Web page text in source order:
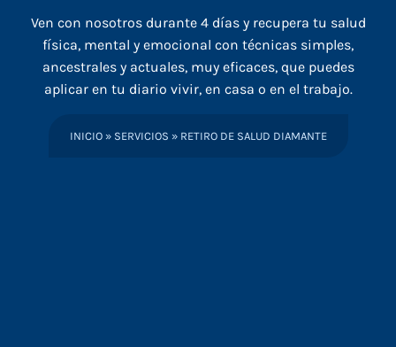
Ven con nosotros durante 4 días y recupera tu salud
física, mental y emocional con técnicas simples,
ancestrales y actuales, muy eficaces, que puedes
aplicar en tu diario vivir, en casa o en el trabajo.
INICIO» SERVICIOS » RETIRO DE SALUD DIAMANTE